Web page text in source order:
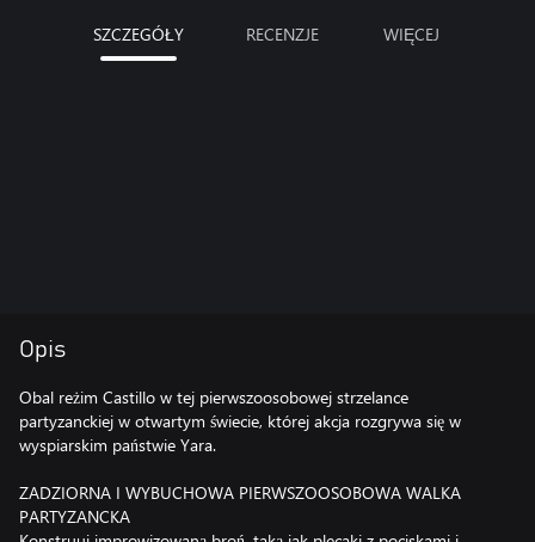
SZCZEGÓŁY RECENZJE WIĘCEJ
Opis
Obal reżim Castillo w tej pierwszoosobowej strzelance
partyzanckiej w otwartym świecie, której akcja rozgrywa się w
wyspiarskim państwie Yara.
ZADZIORNA I WYBUCHOWA PIERWSZOOSOBOWA WALKA
PARTYZANCKA